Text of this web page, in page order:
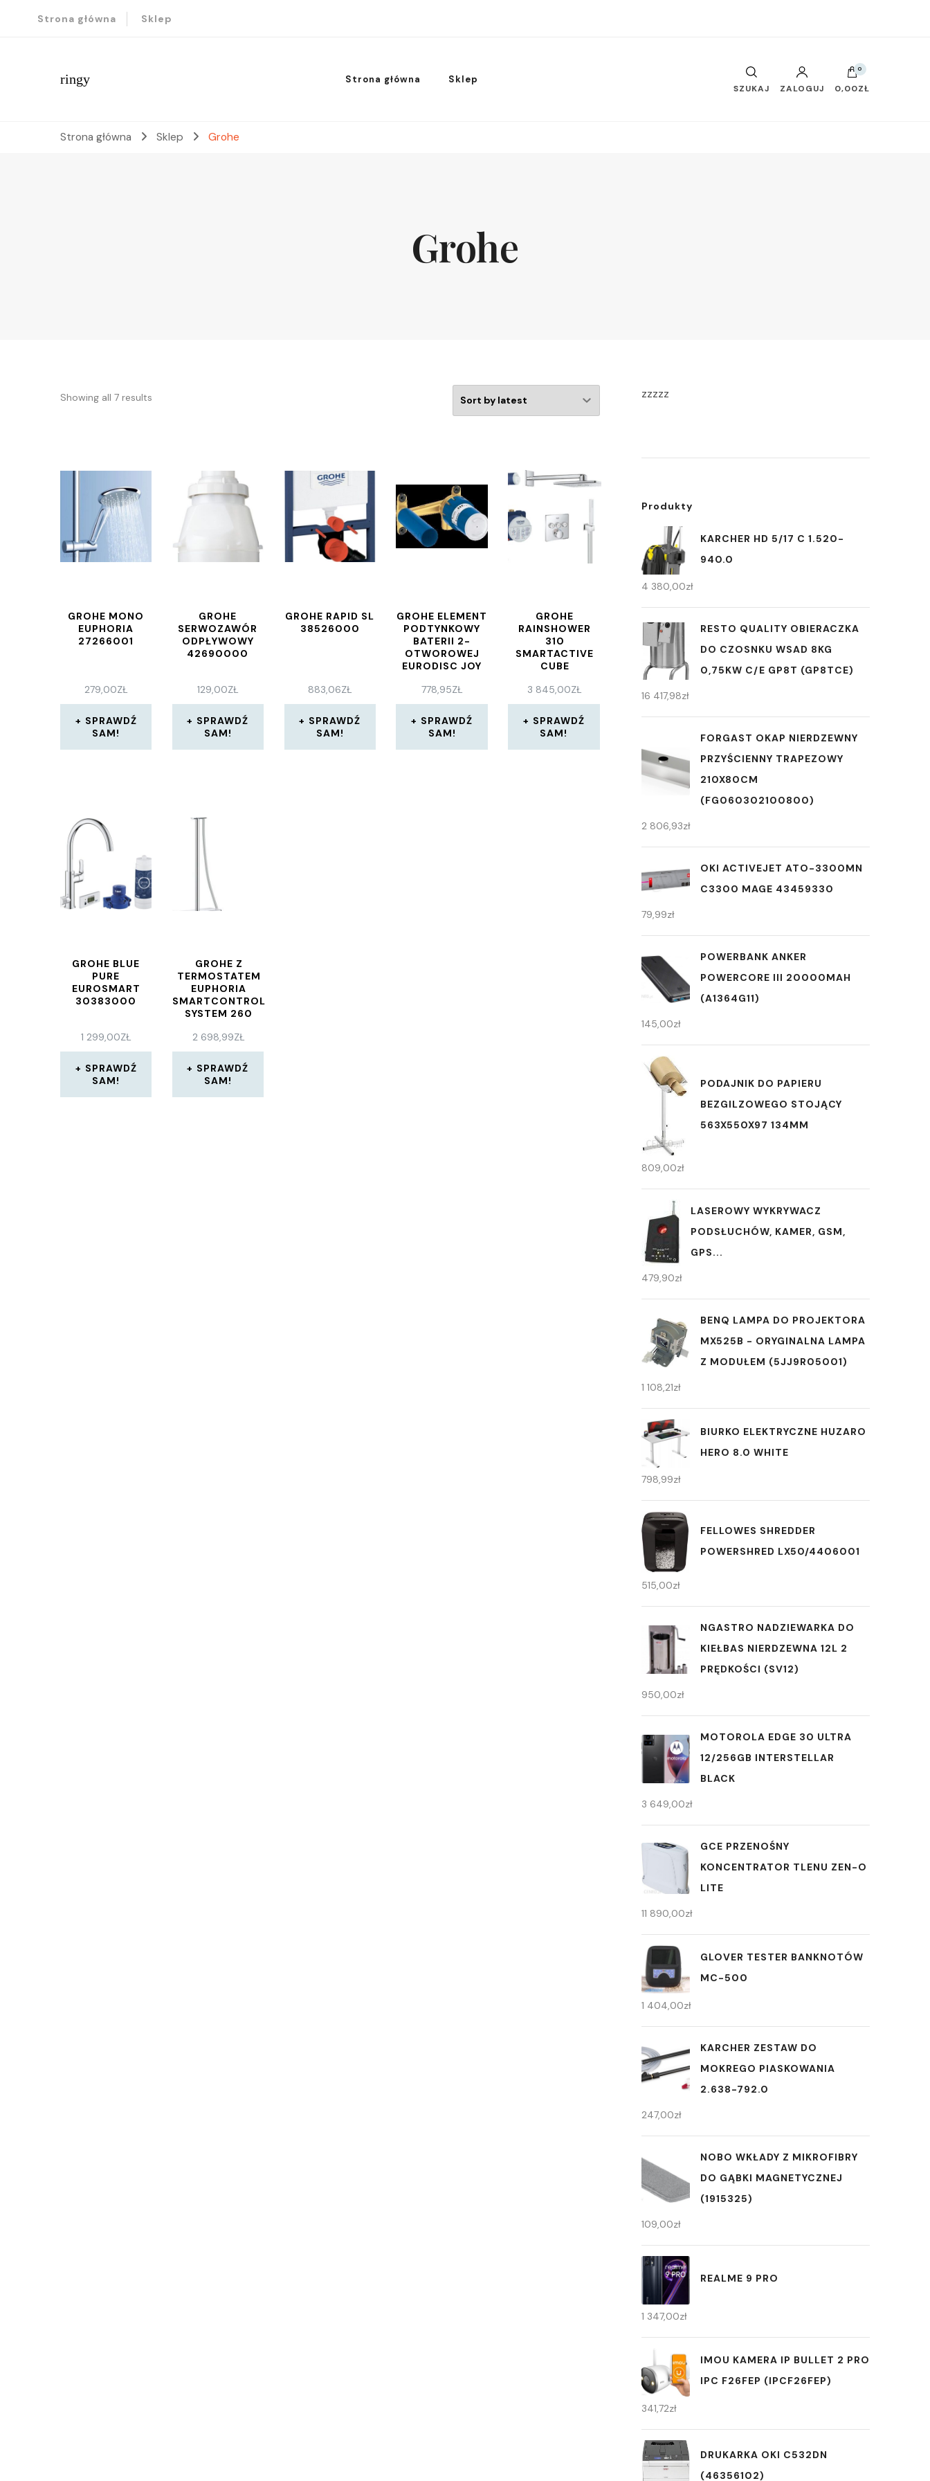
Strona główna Sklep
ringy Strona główna Sklep
SZUKAJ ZALOGUJ
0
0,00ZŁ
Strona główna Sklep Grohe
Grohe
Showing all 7 results
GROHE MONO
EUPHORIA
27266001
279,00ZŁ
SPRAWDŹ
SAM!
GROHE
SERWOZAWÓR
ODPŁYWOWY
42690000
129,00ZŁ
SPRAWDŹ
SAM!
GROHE RAPID SL
38526000
883,06ZŁ
SPRAWDŹ
SAM!
GROHE ELEMENT
PODTYNKOWY
BATERII 2-
OTWOROWEJ
EURODISC JOY
778,95ZŁ
SPRAWDŹ
SAM!
GROHE
RAINSHOWER
310
SMARTACTIVE
CUBE
SMARTCONTROL
34706000
3 845,00ZŁ
SPRAWDŹ
SAM!
GROHE BLUE
PURE
EUROSMART
30383000
1 299,00ZŁ
SPRAWDŹ
SAM!
GROHE Z
TERMOSTATEM
EUPHORIA
SMARTCONTROL
SYSTEM 260
26509000
2 698,99ZŁ
SPRAWDŹ
SAM!
zzzzz
Produkty
KARCHER HD 5/17 C 1.520-
940.0
4 380,00zł
RESTO QUALITY OBIERACZKA
DO CZOSNKU WSAD 8KG
0,75KW C/E GP8T (GP8TCE)
16 417,98zł
FORGAST OKAP NIERDZEWNY
PRZYŚCIENNY TRAPEZOWY
210X80CM
(FG060302100800)
2 806,93zł
OKI ACTIVEJET ATO-3300MN
C3300 MAGE 43459330
79,99zł
POWERBANK ANKER
POWERCORE III 20000MAH
(A1364G11)
145,00zł
PODAJNIK DO PAPIERU
BEZGILZOWEGO STOJĄCY
563X550X97 134MM
809,00zł
LASEROWY WYKRYWACZ
PODSŁUCHÓW, KAMER, GSM,
GPS...
479,90zł
BENQ LAMPA DO PROJEKTORA
MX525B - ORYGINALNA LAMPA
Z MODUŁEM (5JJ9R05001)
1 108,21zł
BIURKO ELEKTRYCZNE HUZARO
HERO 8.0 WHITE
798,99zł
FELLOWES SHREDDER
POWERSHRED LX50/4406001
515,00zł
NGASTRO NADZIEWARKA DO
KIEŁBAS NIERDZEWNA 12L 2
PRĘDKOŚCI (SV12)
950,00zł
MOTOROLA EDGE 30 ULTRA
12/256GB INTERSTELLAR
BLACK
3 649,00zł
GCE PRZENOŚNY
KONCENTRATOR TLENU ZEN-O
LITE
11 890,00zł
GLOVER TESTER BANKNOTÓW
MC-500
1 404,00zł
KARCHER ZESTAW DO
MOKREGO PIASKOWANIA
2.638-792.0
247,00zł
NOBO WKŁADY Z MIKROFIBRY
DO GĄBKI MAGNETYCZNEJ
(1915325)
109,00zł
REALME 9 PRO
1 347,00zł
IMOU KAMERA IP BULLET 2 PRO
IPC F26FEP (IPCF26FEP)
341,72zł
DRUKARKA OKI C532DN
(46356102)